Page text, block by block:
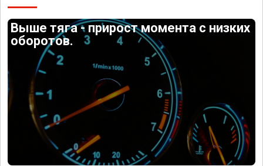
Выше тяга - прирост момента с низких
оборотов.